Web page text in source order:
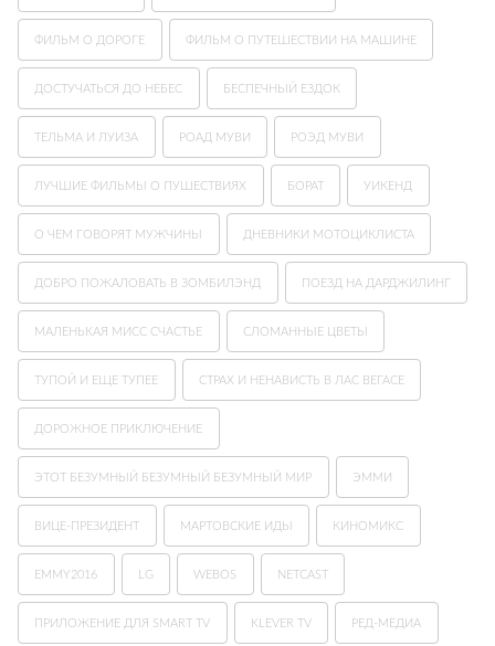
ФИЛЬМ О ДОРОГЕ ФИЛЬМ О ПУТЕШЕСТВИИ НА МАШИНЕ
ДОСТУЧАТЬСЯ ДО НЕБЕС БЕСПЕЧНЫЙ ЕЗДОК
ТЕЛЬМА И ЛУИЗА РОАД МУВИ РОЭД МУВИ
ЛУЧШИЕ ФИЛЬМЫ О ПУШЕСТВИЯХ БОРАТ УИКЕНД
О ЧЕМ ГОВОРЯТ МУЖЧИНЫ ДНЕВНИКИ МОТОЦИКЛИСТА
ДОБРО ПОЖАЛОВАТЬ В ЗОМБИЛЭНД ПОЕЗД НА ДАРДЖИЛИНГ
МАЛЕНЬКАЯ МИСС СЧАСТЬЕ СЛОМАННЫЕ ЦВЕТЫ
ТУПОЙ И ЕЩЕ ТУПЕЕ СТРАХ И НЕНАВИСТЬ В ЛАС ВЕГАСЕ
ДОРОЖНОЕ ПРИКЛЮЧЕНИЕ
ЭТОТ БЕЗУМНЫЙ БЕЗУМНЫЙ БЕЗУМНЫЙ МИР ЭММИ
ВИЦЕ-ПРЕЗИДЕНТ МАРТОВСКИЕ ИДЫ КИНОМИКС
EMMY2016 LG WEBOS NETCAST
ПРИЛОЖЕНИЕ ДЛЯ SMART TV KLEVER TV РЕД-МЕДИА